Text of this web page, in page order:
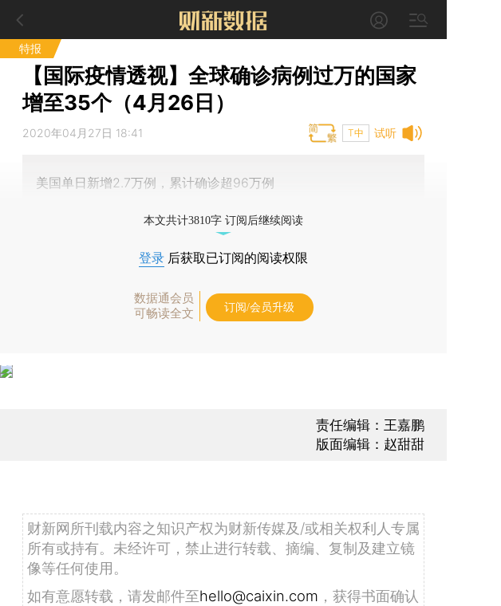
特报
【国际疫情透视】全球确诊病例过万的国家
增至35个（4月26日）
试听
2020年04月27日 18:41 T中
美国单日新增2.7万例，累计确诊超96万例
本文共计3810字 订阅后继续阅读
登录 后获取已订阅的阅读权限
数据通会员
可畅读全文
订阅/会员升级
责任编辑：王嘉鹏
版面编辑：赵甜甜
财新网所刊载内容之知识产权为财新传媒及/或相关权利人专属
所有或持有。未经许可，禁止进行转载、摘编、复制及建立镜
像等任何使用。
如有意愿转载，请发邮件至hello@caixin.com ，获得书面确认